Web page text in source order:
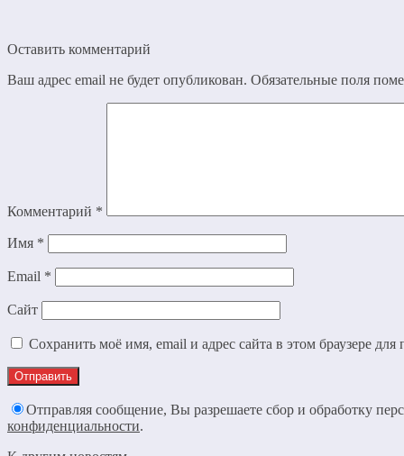
Оставить комментарий
Ваш адрес email не будет опубликован. Обязательные поля
Комментарий *
Имя *
Email *
Сайт
Сохранить моё имя, email и адрес сайта в этом браузере
Отправляя сообщение, Вы разрешаете сбор и обработку
конфиденциальности.